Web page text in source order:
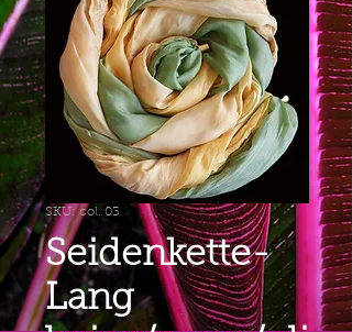
SKU: col. 03
Seidenkette-
Lang